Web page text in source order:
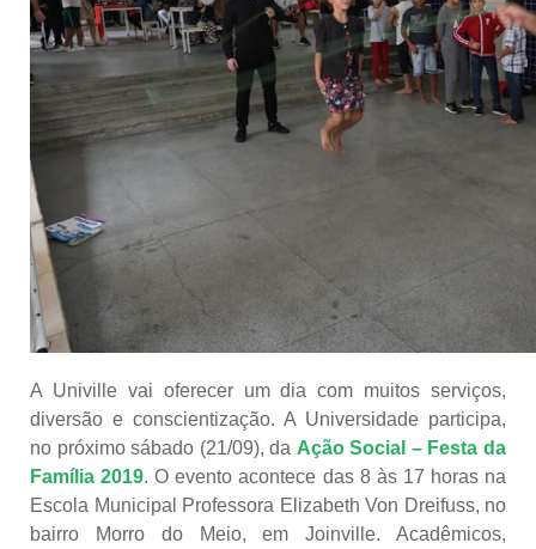
A Univille vai oferecer um dia com muitos serviços,
diversão e conscientização. A Universidade participa,
no próximo sábado (21/09), da Ação Social – Festa da
Família 2019. O evento acontece das 8 às 17 horas na
Escola Municipal Professora Elizabeth Von Dreifuss, no
bairro Morro do Meio, em Joinville. Acadêmicos,